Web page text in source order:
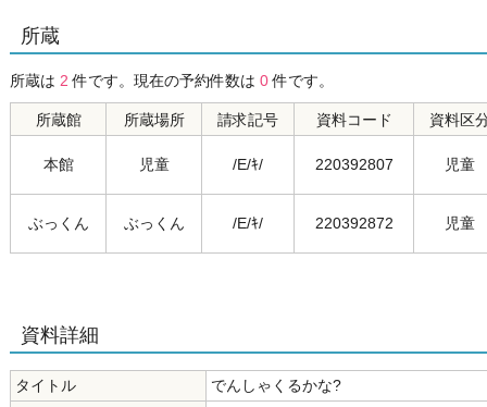
所蔵
所蔵は 2 件です。現在の予約件数は 0件です。
所蔵館 所蔵場所 請求記号 資料コード 資料区
本館 児童 /E/ｷ/ 220392807 児童
ぶっくん ぶっくん /E/ｷ/ 220392872 児童
資料詳細
タイトル
でんしゃくるかな?